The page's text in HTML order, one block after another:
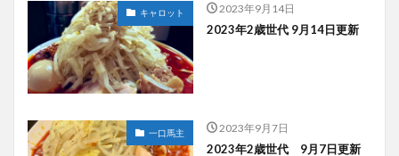
キャロット 2023年9月14日
2023年2歳世代 9月14日更新
一口馬主 2023年9月7日
2023年2歳世代 9月7日更新